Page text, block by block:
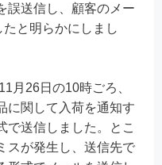
誤送信し、顧客のメー
と明らかにしまし
月26日の10時ごろ、
に関して入荷を通知す
で送信しました。とこ
スが発生し、送信先で